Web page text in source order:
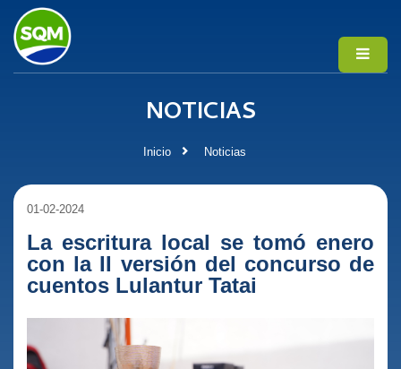
NOTICIAS
Inicio Noticias
01-02-2024
La escritura local se tomó enero
con la II versión del concurso de
cuentos Lulantur Tatai